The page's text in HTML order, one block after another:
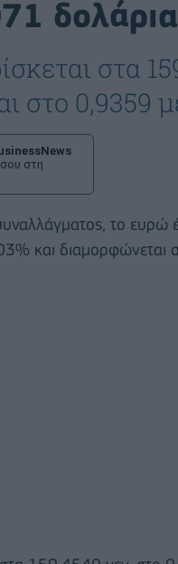
δολάρια
στα
στο 0,9359
στη
το ευρώ
και διαμορφώνεται